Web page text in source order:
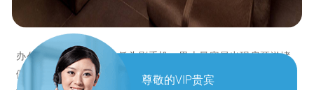
尊敬的VIP贵宾
办公久坐、长期开车、低头刷手机，男士最容易出现肩颈淤堵
僵硬，表现为脖子发硬、肩膀沉重、抬头酸胀、后脑发闷，严